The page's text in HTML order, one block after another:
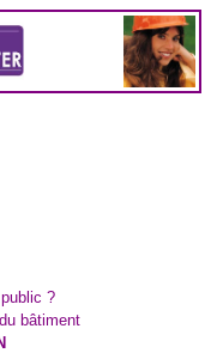
?
bâtiment